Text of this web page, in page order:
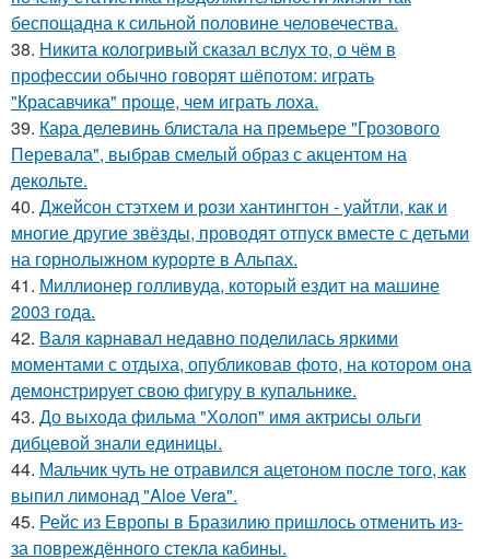
беспощадна к сильной половине человечества.
38. Никита кологривый сказал вслух то, о чём в
профессии обычно говорят шёпотом: играть
"Красавчика" проще, чем играть лоха.
39. Кара делевинь блистала на премьере "Грозового
Перевала", выбрав смелый образ с акцентом на
декольте.
40. Джейсон стэтхем и рози хантингтон - уайтли, как и
многие другие звёзды, проводят отпуск вместе с детьми
на горнолыжном курорте в Альпах.
41. Миллионер голливуда, который ездит на машине
2003 года.
42. Валя карнавал недавно поделилась яркими
моментами с отдыха, опубликовав фото, на котором она
демонстрирует свою фигуру в купальнике.
43. До выхода фильма "Холоп" имя актрисы ольги
дибцевой знали единицы.
44. Мальчик чуть не отравился ацетоном после того, как
выпил лимонад "Aloe Vera".
45. Рейс из Европы в Бразилию пришлось отменить из-
за повреждённого стекла кабины.